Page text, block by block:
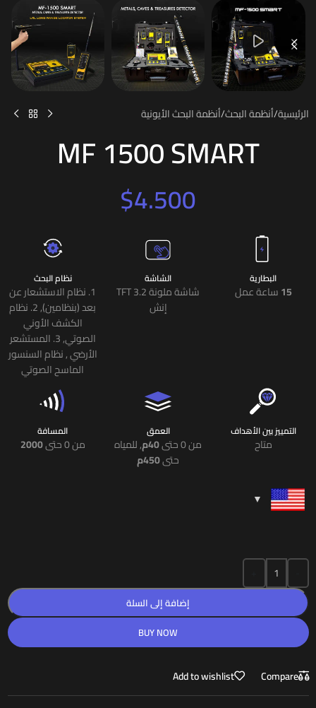
الرئيسية/أنظمة البحث/أنظمة البحث الأيونية
MF 1500 SMART
$4.500
البطارية
15ساعة عمل
الشاشة
شاشة ملونة TFT 3.2
إنش
نظام البحث
1. نظام الاستشعار عن
بعد (بنظامين), 2. نظام
الكشف الأوني
الصوتي, 3. المستشعر
الأرضي , نظام السنسور
الماسح الصوتي
التمييز بين الأهداف
متاح
العمق
من 0 حتى 40م , للمياه
حتى450م
المسافة
من 0 حتى 2000
إضافة إلى السلة
BUY NOW
Compare
Add to wishlist